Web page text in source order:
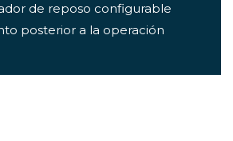
de reposo configurable
posterior a la operación